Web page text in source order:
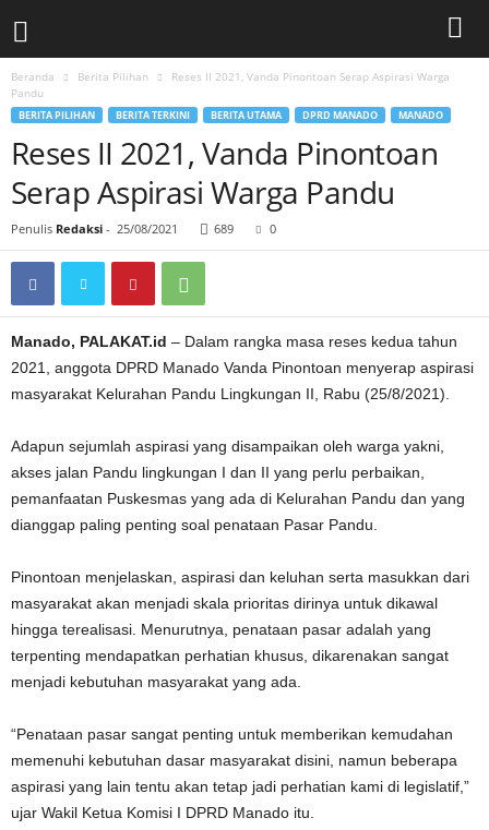
Beranda Berita Pilihan
Reses II 2021, Vanda Pinontoan Serap Aspirasi Warga
Pandu
BERITA PILIHAN BERITA TERKINI BERITA UTAMA DPRD MANADO MANADO
Reses II 2021, Vanda Pinontoan
Serap Aspirasi Warga Pandu
Penulis Redaksi - 25/08/2021 689 0
Manado, PALAKAT.id – Dalam rangka masa reses kedua tahun
2021, anggota DPRD Manado Vanda Pinontoan menyerap aspirasi
masyarakat Kelurahan Pandu Lingkungan II, Rabu (25/8/2021).
Adapun sejumlah aspirasi yang disampaikan oleh warga yakni,
akses jalan Pandu lingkungan I dan II yang perlu perbaikan,
pemanfaatan Puskesmas yang ada di Kelurahan Pandu dan yang
dianggap paling penting soal penataan Pasar Pandu.
Pinontoan menjelaskan, aspirasi dan keluhan serta masukkan dari
masyarakat akan menjadi skala prioritas dirinya untuk dikawal
hingga terealisasi. Menurutnya, penataan pasar adalah yang
terpenting mendapatkan perhatian khusus, dikarenakan sangat
menjadi kebutuhan masyarakat yang ada.
“Penataan pasar sangat penting untuk memberikan kemudahan
memenuhi kebutuhan dasar masyarakat disini, namun beberapa
aspirasi yang lain tentu akan tetap jadi perhatian kami di legislatif,”
ujar Wakil Ketua Komisi I DPRD Manado itu.